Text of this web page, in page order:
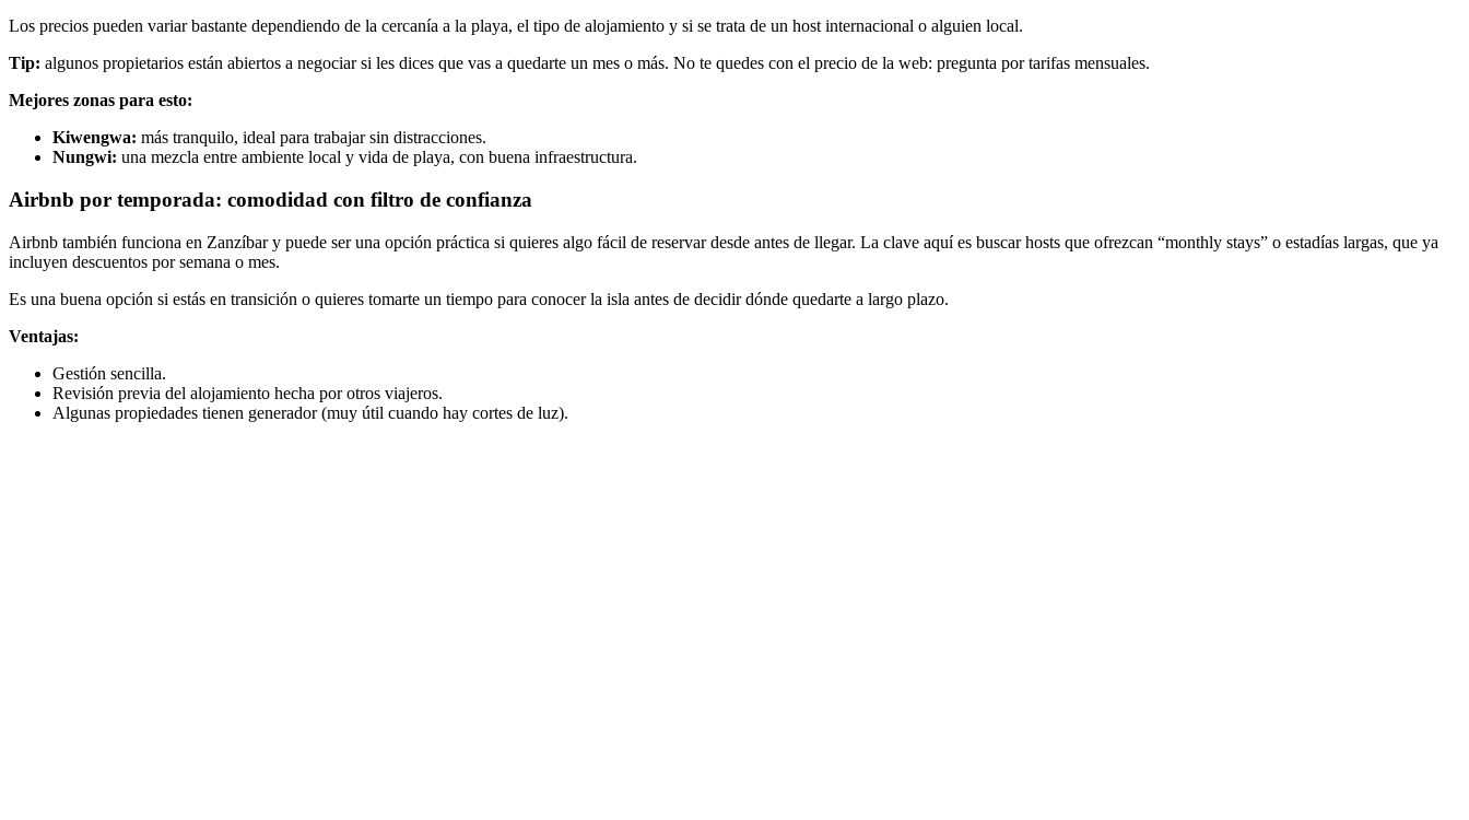
Los precios pueden variar bastante dependiendo de la cercanía a la playa, el tipo de alojamiento y si se trata de un host internacional o alguien local.
Tip: algunos propietarios están abiertos a negociar si les dices que vas a quedarte un mes o más. No te quedes con el precio de la web: pregunta por tarifas mensuales.
Mejores zonas para esto:
Kiwengwa: más tranquilo, ideal para trabajar sin distracciones.
Nungwi: una mezcla entre ambiente local y vida de playa, con buena infraestructura.
Airbnb por temporada: comodidad con filtro de confianza
Airbnb también funciona en Zanzíbar y puede ser una opción práctica si quieres algo fácil de reservar desde antes de llegar. La clave aquí es buscar hosts que ofrezcan “monthly stays” o estadías largas, que ya
incluyen descuentos por semana o mes.
Es una buena opción si estás en transición o quieres tomarte un tiempo para conocer la isla antes de decidir dónde quedarte a largo plazo.
Ventajas:
Gestión sencilla.
Revisión previa del alojamiento hecha por otros viajeros.
Algunas propiedades tienen generador (muy útil cuando hay cortes de luz).